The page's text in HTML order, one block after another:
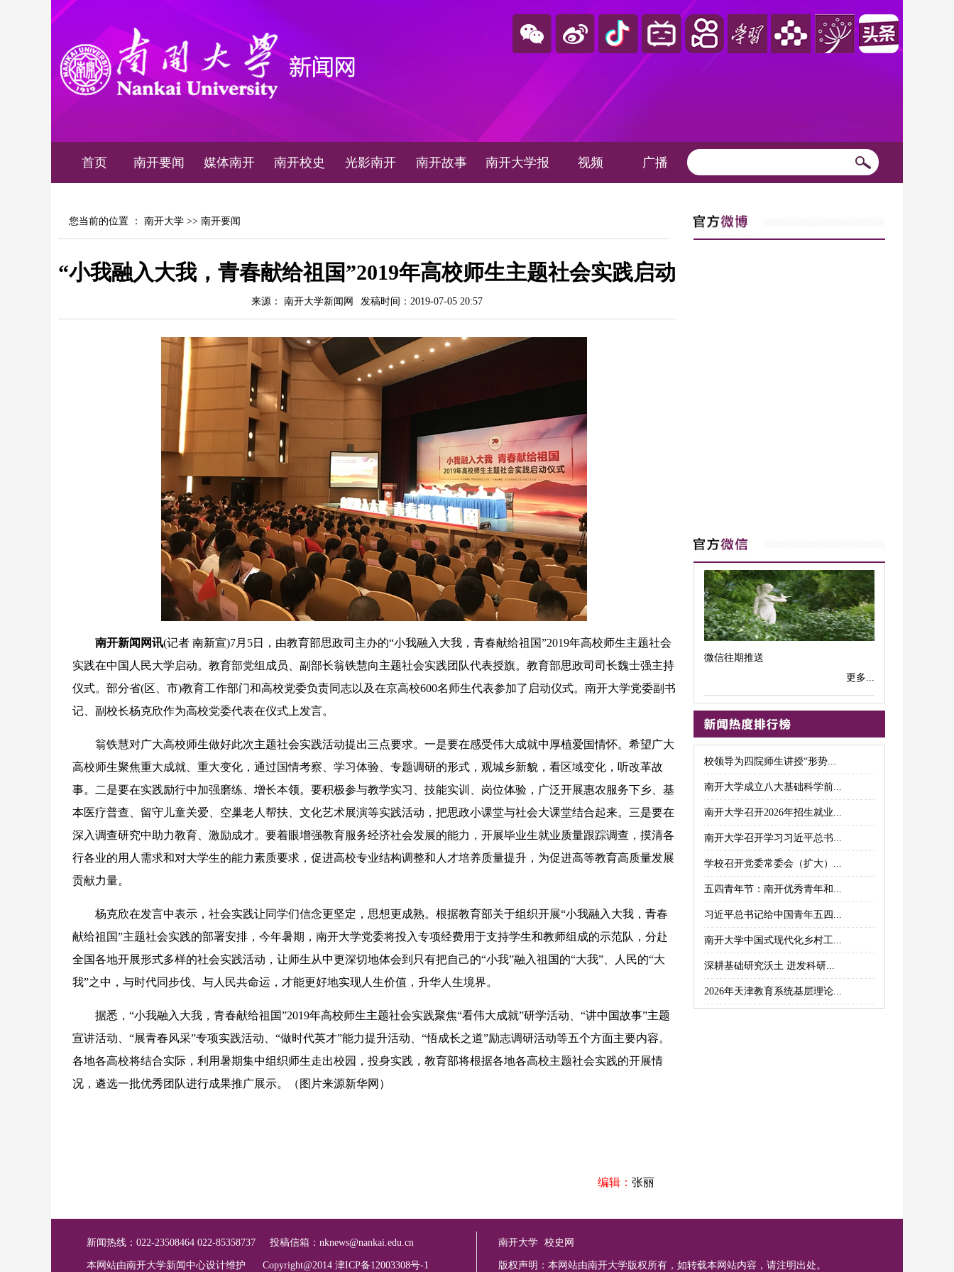
首页 南开要闻 媒体南开 南开校史 光影南开 南开故事 南开大学报 视频 广播
您当前的位置 ： 南开大学 >> 南开要闻
“小我融入大我，青春献给祖国”2019年高校师生主题社会实践启动
来源： 南开大学新闻网 发稿时间：2019-07-05 20:57
南开新闻网讯(记者 南新宣)7月5日，由教育部思政司主办的“小我融入大我，青春献给祖国”2019年高校师生主题社会
实践在中国人民大学启动。教育部党组成员、副部长翁铁慧向主题社会实践团队代表授旗。教育部思政司司长魏士强主持
仪式。部分省(区、市)教育工作部门和高校党委负责同志以及在京高校600名师生代表参加了启动仪式。南开大学党委副书
记、副校长杨克欣作为高校党委代表在仪式上发言。
翁铁慧对广大高校师生做好此次主题社会实践活动提出三点要求。一是要在感受伟大成就中厚植爱国情怀。希望广大
高校师生聚焦重大成就、重大变化，通过国情考察、学习体验、专题调研的形式，观城乡新貌，看区域变化，听改革故
事。二是要在实践励行中加强磨练、增长本领。要积极参与教学实习、技能实训、岗位体验，广泛开展惠农服务下乡、基
本医疗普查、留守儿童关爱、空巢老人帮扶、文化艺术展演等实践活动，把思政小课堂与社会大课堂结合起来。三是要在
深入调查研究中助力教育、激励成才。要着眼增强教育服务经济社会发展的能力，开展毕业生就业质量跟踪调查，摸清各
行各业的用人需求和对大学生的能力素质要求，促进高校专业结构调整和人才培养质量提升，为促进高等教育高质量发展
贡献力量。
杨克欣在发言中表示，社会实践让同学们信念更坚定，思想更成熟。根据教育部关于组织开展“小我融入大我，青春
献给祖国”主题社会实践的部署安排，今年暑期，南开大学党委将投入专项经费用于支持学生和教师组成的示范队，分赴
全国各地开展形式多样的社会实践活动，让师生从中更深切地体会到只有把自己的“小我”融入祖国的“大我”、人民的“大
我”之中，与时代同步伐、与人民共命运，才能更好地实现人生价值，升华人生境界。
据悉，“小我融入大我，青春献给祖国”2019年高校师生主题社会实践聚焦“看伟大成就”研学活动、“讲中国故事”主题
宣讲活动、“展青春风采”专项实践活动、“做时代英才”能力提升活动、“悟成长之道”励志调研活动等五个方面主要内容。
各地各高校将结合实际，利用暑期集中组织师生走出校园，投身实践，教育部将根据各地各高校主题社会实践的开展情
况，遴选一批优秀团队进行成果推广展示。（图片来源新华网）
编辑： 张丽
微信往期推送
更多...
校领导为四院师生讲授“形势...
南开大学成立八大基础科学前...
南开大学召开2026年招生就业...
南开大学召开学习习近平总书...
学校召开党委常委会（扩大）...
五四青年节：南开优秀青年和...
习近平总书记给中国青年五四...
南开大学中国式现代化乡村工...
深耕基础研究沃土 迸发科研...
2026年天津教育系统基层理论...
新闻热线：022-23508464 022-85358737 投稿信箱： nknews@nankai.edu.cn
本网站由南开大学新闻中心设计维护 Copyright@2014 津ICP备12003308号-1
南开大学 校史网
版权声明：本网站由南开大学版权所有，如转载本网站内容，请注明出处。